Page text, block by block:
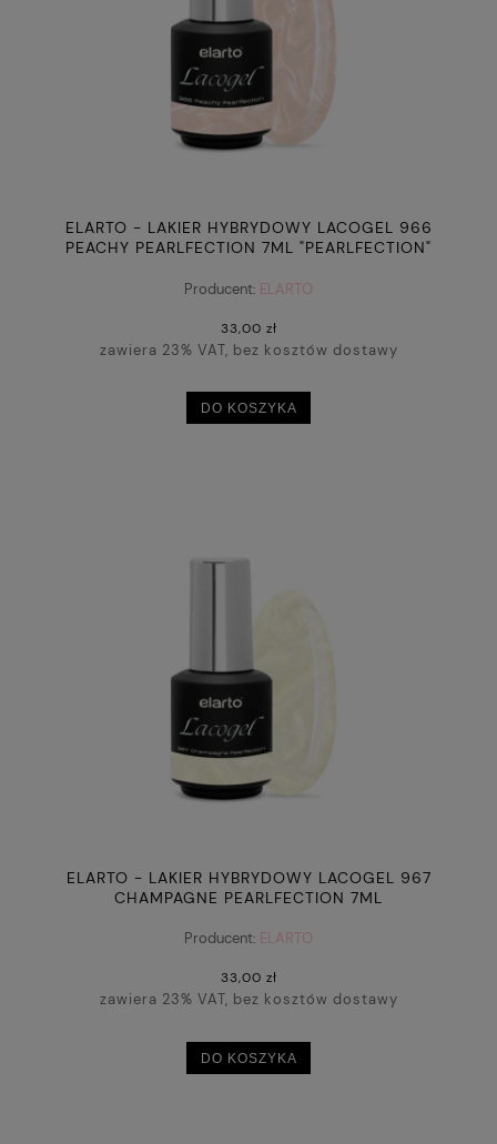
ELARTO - LAKIER HYBRYDOWY LACOGEL 966
PEACHY PEARLFECTION 7ML "PEARLFECTION"
Producent: ELARTO
33,00 zł
zawiera 23% VAT, bez kosztów dostawy
DO KOSZYKA
ELARTO - LAKIER HYBRYDOWY LACOGEL 967
CHAMPAGNE PEARLFECTION 7ML
Producent: ELARTO
33,00 zł
zawiera 23% VAT, bez kosztów dostawy
DO KOSZYKA